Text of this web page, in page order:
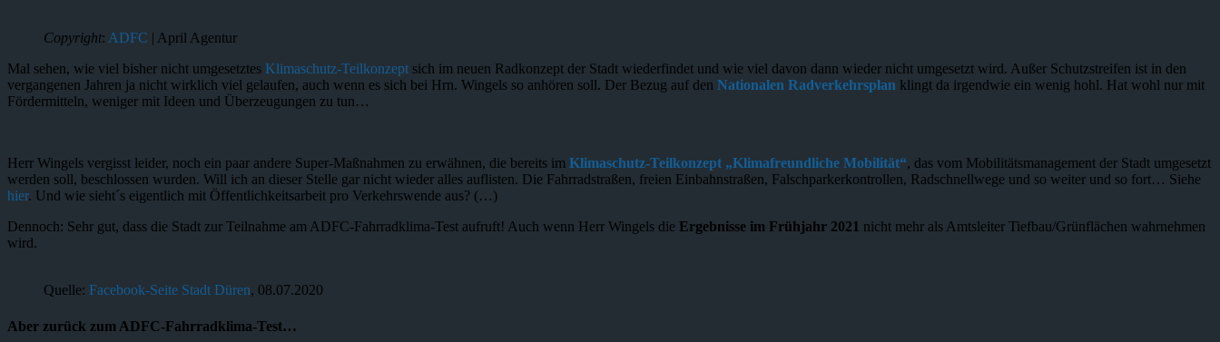
Copyright: ADFC | April Agentur
Mal sehen, wie viel bisher nicht umgesetztes Klimaschutz-Teilkonzept sich im neuen Radkonzept der Stadt wiederfindet und wie viel davon dann wieder nicht umgesetzt wird. Außer Schutzstreifen ist in den
vergangenen Jahren ja nicht wirklich viel gelaufen, auch wenn es sich bei Hrn. Wingels so anhören soll. Der Bezug auf den Nationalen Radverkehrsplan klingt da irgendwie ein wenig hohl. Hat wohl nur mit
Fördermitteln, weniger mit Ideen und Überzeugungen zu tun…
Herr Wingels vergisst leider, noch ein paar andere Super-Maßnahmen zu erwähnen, die bereits im Klimaschutz-Teilkonzept „Klimafreundliche Mobilität“, das vom Mobilitätsmanagement der Stadt umgesetzt
werden soll, beschlossen wurden. Will ich an dieser Stelle gar nicht wieder alles auflisten. Die Fahrradstraßen, freien Einbahnstraßen, Falschparkerkontrollen, Radschnellwege und so weiter und so fort… Siehe
hier. Und wie sieht´s eigentlich mit Öffentlichkeitsarbeit pro Verkehrswende aus? (…)
Dennoch: Sehr gut, dass die Stadt zur Teilnahme am ADFC-Fahrradklima-Test aufruft! Auch wenn Herr Wingels die Ergebnisse im Frühjahr 2021 nicht mehr als Amtsleiter Tiefbau/Grünflächen wahrnehmen
wird.
Quelle: Facebook-Seite Stadt Düren, 08.07.2020
Aber zurück zum ADFC-Fahrradklima-Test…